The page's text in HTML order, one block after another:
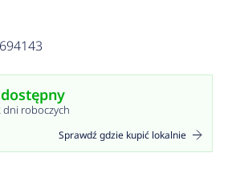
dni roboczych
Sprawdź gdzie kupić lokalnie